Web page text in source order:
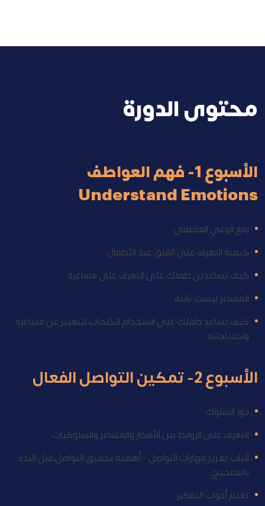
محتوى الدورة
الأسبوع 1- فهم العواطف
Understand Emotions
رفع الوعي العاطفي
كيفية التعرف على القلق عند الأطفال.
كيف تساعدين طفلك على التعرف على مشاعره.
المشاعر ليست ثابتة.
كيف تساعد طفلك على استخدام الكلمات للتعبير عن مشاعره
واحتياجاته.
الأسبوع 2- تمكين التواصل الفعال
دور السلوك
التعرف على الروابط بين الأفكار والمشاعر والسلوكيات.
آليات تعزيز مهارات التواصل - أهمية تحقيق التواصل قبل البدء
بالتصحيح.
تعلم أدوات التفكير